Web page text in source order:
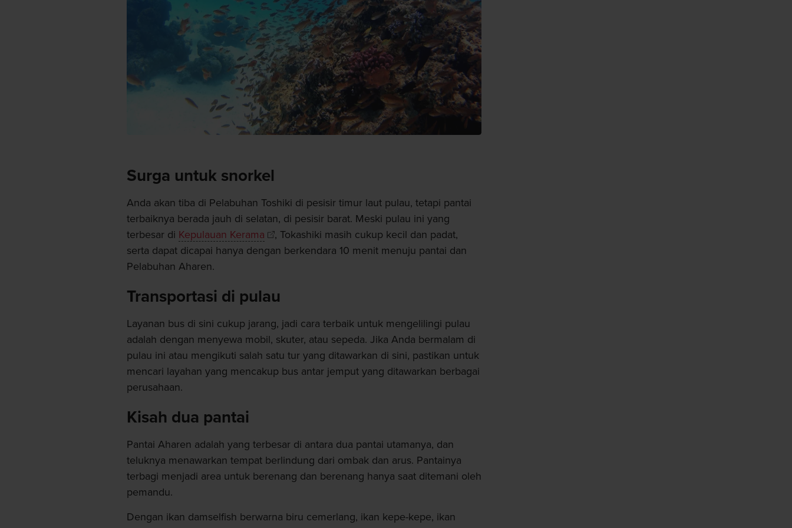
Surga untuk snorkel
Anda akan tiba di Pelabuhan Toshiki di pesisir timur laut pulau, tetapi pantai
terbaiknya berada jauh di selatan, di pesisir barat. Meski pulau ini yang
terbesar di Kepulauan Kerama
, Tokashiki masih cukup kecil dan padat,
serta dapat dicapai hanya dengan berkendara 10 menit menuju pantai dan
Pelabuhan Aharen.
Transportasi di pulau
Layanan bus di sini cukup jarang, jadi cara terbaik untuk mengelilingi pulau
adalah dengan menyewa mobil, skuter, atau sepeda. Jika Anda bermalam di
pulau ini atau mengikuti salah satu tur yang ditawarkan di sini, pastikan untuk
mencari layahan yang mencakup bus antar jemput yang ditawarkan berbagai
perusahaan.
Kisah dua pantai
Pantai Aharen adalah yang terbesar di antara dua pantai utamanya, dan
teluknya menawarkan tempat berlindung dari ombak dan arus. Pantainya
terbagi menjadi area untuk berenang dan berenang hanya saat ditemani oleh
pemandu.
Dengan ikan damselfish berwarna biru cemerlang, ikan kepe-kepe, ikan